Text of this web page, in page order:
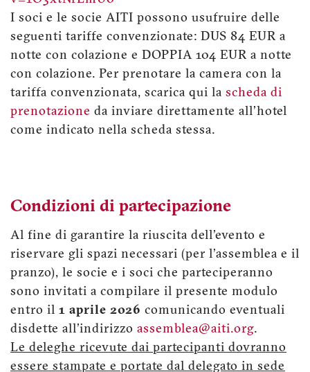
I soci e le socie AITI possono usufruire delle
seguenti tariffe convenzionate: DUS 84 EUR a
notte con colazione e DOPPIA 104 EUR a notte
con colazione. Per prenotare la camera con la
tariffa convenzionata, scarica qui la scheda di
prenotazione da inviare direttamente all'hotel
come indicato nella scheda stessa.
Condizioni di partecipazione
Al fine di garantire la riuscita dell'evento e
riservare gli spazi necessari (per l'assemblea e il
pranzo), le socie e i soci che parteciperanno
sono invitati a compilare il presente modulo
entro il 1 aprile 2026 comunicando eventuali
disdette all'indirizzo assemblea@aiti.org.
Le deleghe ricevute dai partecipanti dovranno
essere stampate e portate dal delegato in sede